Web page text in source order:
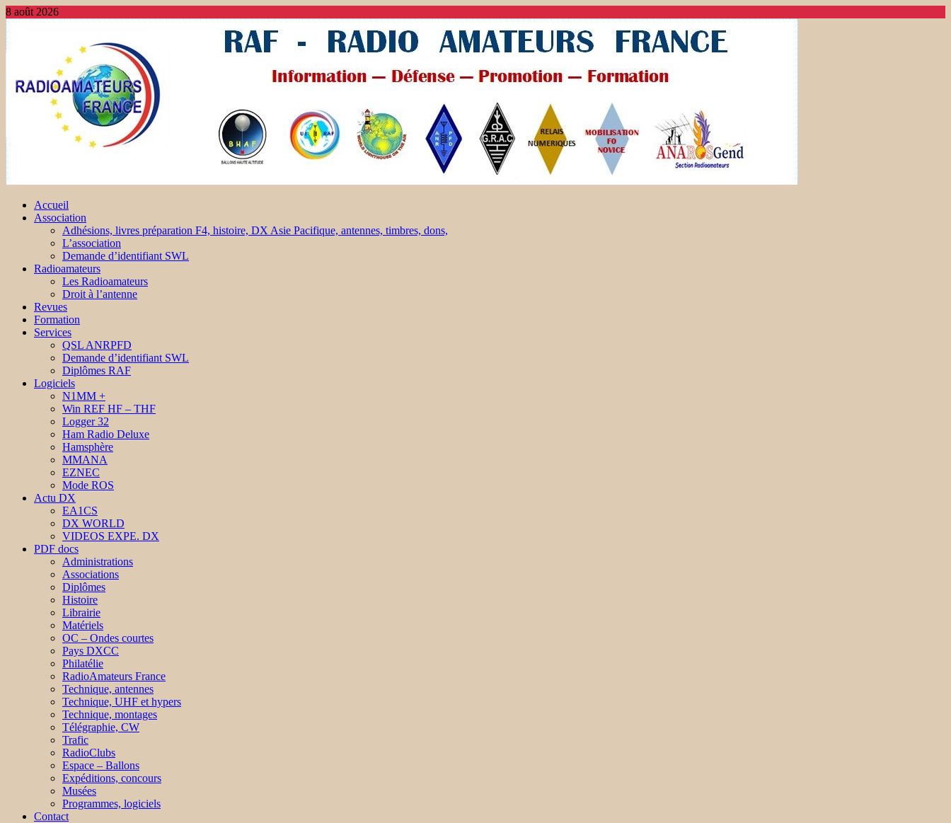
8 août 2026
Accueil
Association
Adhésions, livres préparation F4, histoire, DX Asie Pacifique, antennes, timbres, dons,
L’association
Demande d’identifiant SWL
Radioamateurs
Les Radioamateurs
Droit à l’antenne
Revues
Formation
Services
QSL ANRPFD
Demande d’identifiant SWL
Diplômes RAF
Logiciels
N1MM +
Win REF HF – THF
Logger 32
Ham Radio Deluxe
Hamsphère
MMANA
EZNEC
Mode ROS
Actu DX
EA1CS
DX WORLD
VIDEOS EXPE. DX
PDF docs
Administrations
Associations
Diplômes
Histoire
Librairie
Matériels
OC – Ondes courtes
Pays DXCC
Philatélie
RadioAmateurs France
Technique, antennes
Technique, UHF et hypers
Technique, montages
Télégraphie, CW
Trafic
RadioClubs
Espace – Ballons
Expéditions, concours
Musées
Programmes, logiciels
Contact